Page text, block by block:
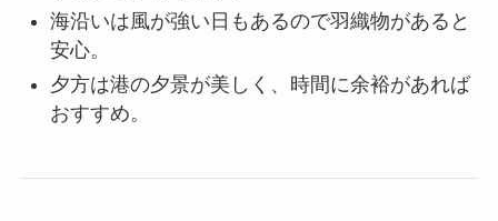
海沿いは風が強い日もあるので羽織物があると
安心。
夕方は港の夕景が美しく、時間に余裕があれば
おすすめ。